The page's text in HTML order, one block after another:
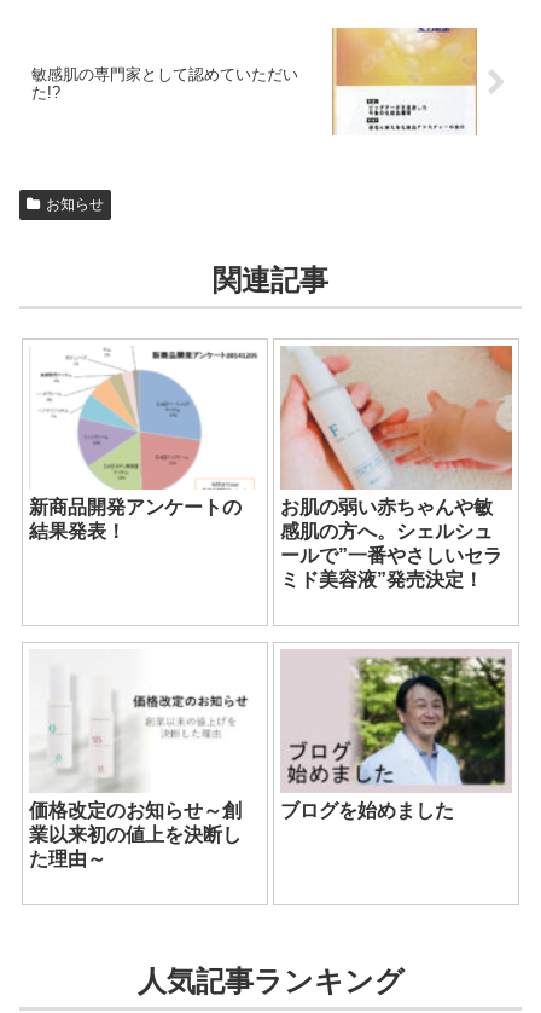
敏感肌の専門家として認めていただい
た!?
お知らせ
関連記事
新商品開発アンケートの
結果発表！
お肌の弱い赤ちゃんや敏
感肌の方へ。シェルシュ
ールで”一番やさしいセラ
ミド美容液”発売決定！
価格改定のお知らせ～創
業以来初の値上を決断し
た理由～
ブログを始めました
人気記事ランキング